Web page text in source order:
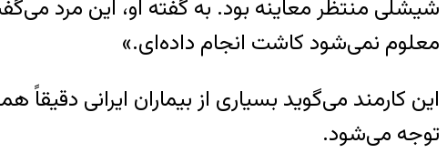
شیشلی منتظر معاینه بود. به گفته او، این مرد
معلوم نمی‌شود کاشت انجام داده‌ای.»
این کارمند می‌گوید بسیاری از بیماران ایرانی
توجه می‌شود.